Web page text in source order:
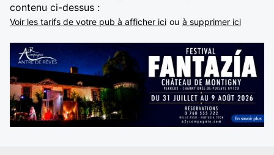
contenu ci-dessus :
Voir les tarifs de votre pub à afficher ici ou à supprimer ici